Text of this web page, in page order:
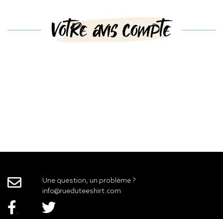
Votre avis compte
Une question, un problème ?
info@rueduteeshirt.com